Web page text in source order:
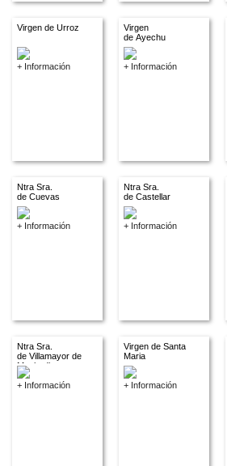
Virgen de Urroz
+ Información
Virgen
de Ayechu
+ Información
Ntra Sra.
de Cuevas
+ Información
Ntra Sra.
de Castellar
+ Información
Ntra Sra.
de Villamayor de
Monjardin
+ Información
Virgen de Santa
Maria
+ Información